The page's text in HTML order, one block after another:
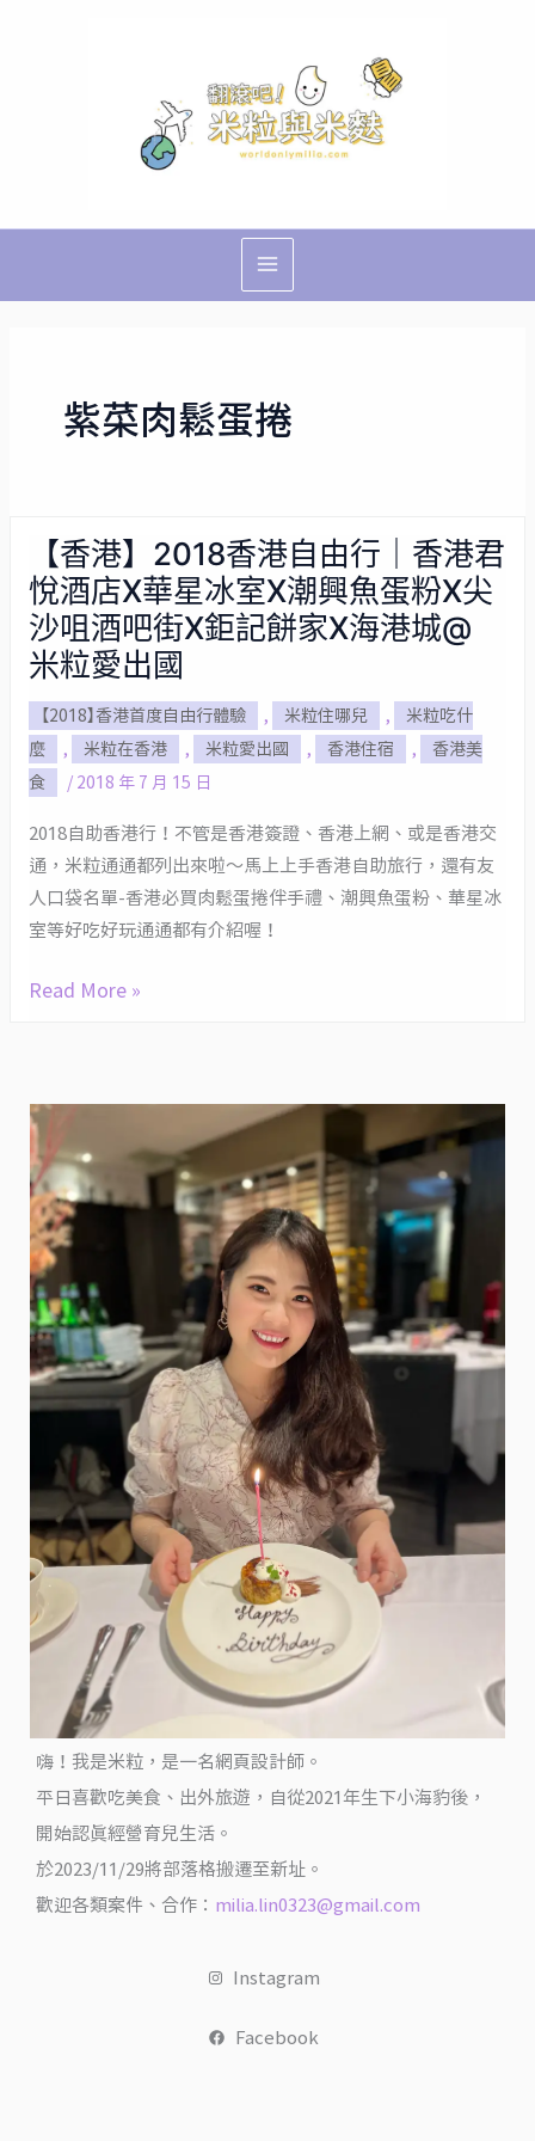
Menu
紫菜肉鬆蛋捲
【香港】2018香港自由行｜香港君
悅酒店X華星冰室X潮興魚蛋粉X尖
沙咀酒吧街X鉅記餅家X海港城@
米粒愛出國
【2018】香港首度自由行體驗 , 米粒住哪兒 ,
米粒吃什
麼
, 米粒在香港 , 米粒愛出國 , 香港住宿 ,
香港美
食
/ 2018 年 7 月 15 日
2018自助香港行！不管是香港簽證、香港上網、或是香港交
通，米粒通通都列出來啦～馬上上手香港自助旅行，還有友
人口袋名單-香港必買肉鬆蛋捲伴手禮、潮興魚蛋粉、華星冰
室等好吃好玩通通都有介紹喔！
【香
港】
2018
香
港
自
由
行
香
港
君
酒
星
冰
室
X
潮
興
魚
蛋
粉
沙
咀
酒
吧
街
X
餅
家
X
海
Read More »
嗨！我是米粒，是一名網頁設計師。
平日喜歡吃美食、出外旅遊，自從2021年生下小海豹後，
開始認真經營育兒生活。
於2023/11/29將部落格搬遷至新址。
歡迎各類案件、合作： milia.lin0323@gmail.com
Instagram
Facebook